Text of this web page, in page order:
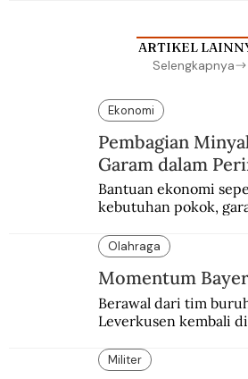
ARTIKEL
Selengkapnya
Ekonomi
Pembagian
Garam dalam
Bantuan ekonomi
kebutuhan pokok,
peringatan Hari Ibu.
Olahraga
Momentum
Berawal dari tim
Leverkusen kembali
“Neverkusen”.
Militer